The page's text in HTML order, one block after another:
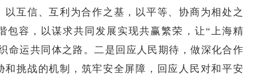
以互信、互利为合作之基，以平等、协商为相处之
包容，以谋求共同发展实现共赢繁荣，让“上海精
命运共同体之路。二是回应人民期待，做深化合作
和挑战的机制，筑牢安全屏障，回应人民对和平安